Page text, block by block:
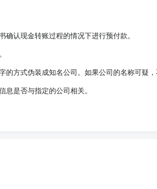
认现金转账过程的情况下进行预付款。
方式伪装成知名公司。如果公司的名称可疑，
息是否与指定的公司相关。